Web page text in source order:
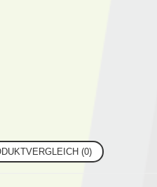
(0)